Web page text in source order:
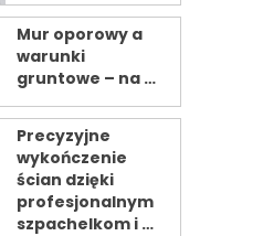
Mur oporowy a
warunki
gruntowe – na …
Precyzyjne
wykończenie
ścian dzięki
profesjonalnym
szpachelkom i …